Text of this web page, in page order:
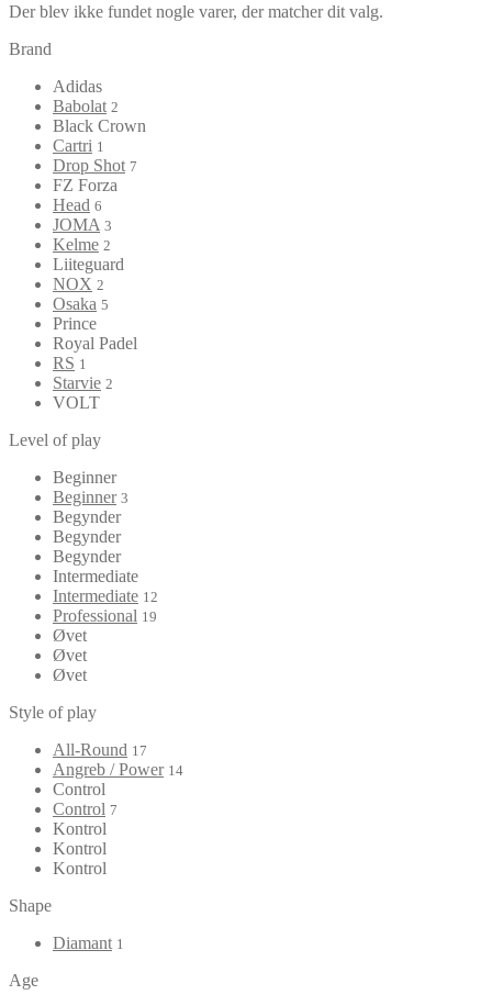
Der blev ikke fundet nogle varer, der matcher dit valg.
Brand
Adidas
Babolat 2
Black Crown
Cartri 1
Drop Shot 7
FZ Forza
Head 6
JOMA 3
Kelme 2
Liiteguard
NOX 2
Osaka 5
Prince
Royal Padel
RS 1
Starvie 2
VOLT
Level of play
Beginner
Beginner 3
Begynder
Begynder
Begynder
Intermediate
Intermediate 12
Professional 19
Øvet
Øvet
Øvet
Style of play
All-Round 17
Angreb / Power 14
Control
Control 7
Kontrol
Kontrol
Kontrol
Shape
Diamant 1
Age